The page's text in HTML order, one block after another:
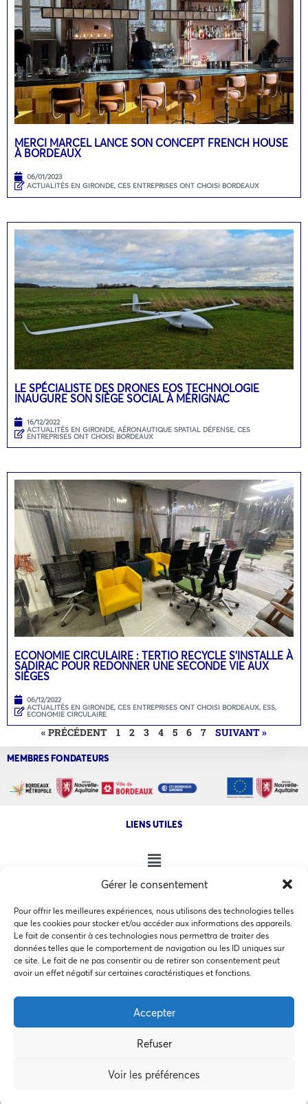
Gérer le consentement
Pour offrir les meilleures expériences, nous utilisons des technologies telles
que les cookies pour stocker et/ou accéder aux informations des appareils.
Le fait de consentir à ces technologies nous permettra de traiter des
données telles que le comportement de navigation ou les ID uniques sur
ce site. Le fait de ne pas consentir ou de retirer son consentement peut
avoir un effet négatif sur certaines caractéristiques et fonctions.
Accepter
Refuser
Voir les préférences
Ce site utilise des cookies pour les statistiques et pour
politique de confidentialité
Accepter
Refuser
Préférences des cookies
MERCI MARCEL LANCE SON CONCEPT FRENCH HOUSE
À BORDEAUX
06/01/2023
ACTUALITÉS EN GIRONDE, CES ENTREPRISES ONT CHOISI BORDEAUX
LE SPÉCIALISTE DES DRONES EOS TECHNOLOGIE
INAUGURE SON SIÈGE SOCIAL À MÉRIGNAC
16/12/2022
ACTUALITÉS EN GIRONDE, AÉRONAUTIQUE SPATIAL DÉFENSE, CES
ENTREPRISES ONT CHOISI BORDEAUX
ECONOMIE CIRCULAIRE : TERTIO RECYCLE S’INSTALLE À
SADIRAC POUR REDONNER UNE SECONDE VIE AUX
SIÈGES
06/12/2022
ACTUALITÉS EN GIRONDE, CES ENTREPRISES ONT CHOISI BORDEAUX, ESS,
ECONOMIE CIRCULAIRE
« PRÉCÉDENT 1 2 3 4 5 6 7 SUIVANT »
MEMBRES FONDATEURS
LIENS UTILES
NOS AUTRES SITES
COPYRIGHT @ 2026 - INVEST IN BORDEAUX - 32 Allées d'Orléans